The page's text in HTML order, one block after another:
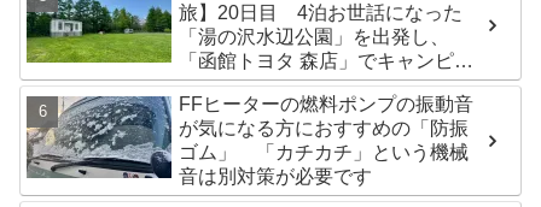
旅】20日目 4泊お世話になった
「湯の沢水辺公園」を出発し、
「函館トヨタ 森店」でキャンピン
グカーのオイル交換完了！今日は
伊達市の「徳舜瞥山麓キャンプ
場」へ
FFヒーターの燃料ポンプの振動音
が気になる方におすすめの「防振
ゴム」 「カチカチ」という機械
音は別対策が必要です